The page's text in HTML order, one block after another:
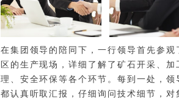
在集团领导的陪同下，一行领导首先参观
区的生产现场，详细了解了矿石开采、加
理、安全环保等各个环节。每到一处，领
都认真听取汇报，仔细询问技术细节，对